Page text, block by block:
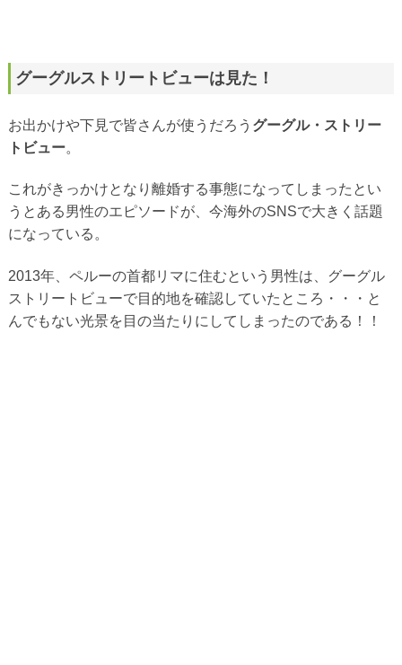
グーグルストリートビューは見た！
お出かけや下見で皆さんが使うだろう グーグル・ストリー
トビュー。
これがきっかけとなり離婚する事態になってしまったとい
うとある男性のエピソードが、今海外のSNSで大きく話題
になっている。
2013年、ペルーの首都リマに住むという男性は、グーグル
ストリートビューで目的地を確認していたところ・・・と
んでもない光景を目の当たりにしてしまったのである！！